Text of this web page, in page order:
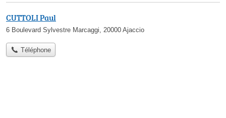
CUTTOLI Paul
6 Boulevard Sylvestre Marcaggi, 20000 Ajaccio
Téléphone